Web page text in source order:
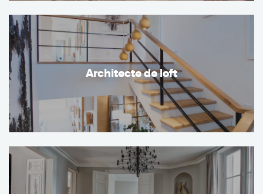
Architecte de loft